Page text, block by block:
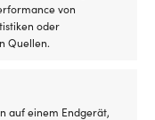
von
oder
Quellen.
auf einem Endgerät,